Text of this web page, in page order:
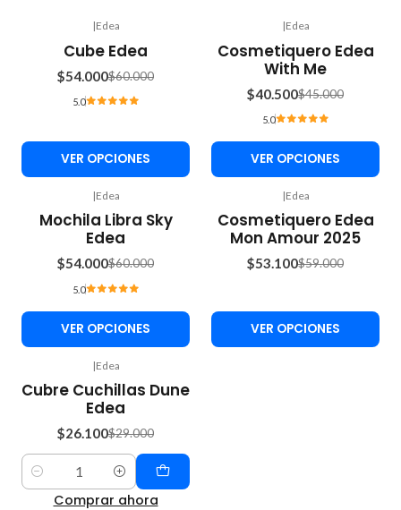
|Edea
Cube Edea
$54.000$60.000
5.0
VER OPCIONES
-10%
OFF
|Edea
Cosmetiquero Edea
With Me
$40.500$45.000
5.0
VER OPCIONES
-10%
OFF
|Edea
Mochila Libra Sky
Edea
$54.000$60.000
5.0
VER OPCIONES
-10%
OFF
|Edea
Cosmetiquero Edea
Mon Amour 2025
$53.100$59.000
VER OPCIONES
-10%
OFF
|Edea
Cubre Cuchillas Dune
Edea
$26.100$29.000
Cantidad
Comprar ahora